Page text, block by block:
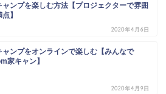
ャンプを楽しむ方法【プロジェクターで雰囲
】
2020年4月6日
ャンプをオンラインで楽しむ【みんなで
家キャン】
2020年4月9日